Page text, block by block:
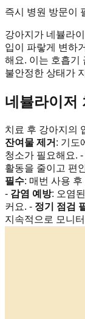
즉시 병원 방문이
강아지가 네뷸라
입이 파랗게 변하
해요. 이는 호흡기
불안정한 상태가
네뷸라이저
치료 후 강아지의
잔여물 제거 : 기도
청소가 필요해요. -
활동을 줄이고 편
필수: 매번 사용
- 감염 예방: 오염
커요. - 정기 점검
지속적으로 모니